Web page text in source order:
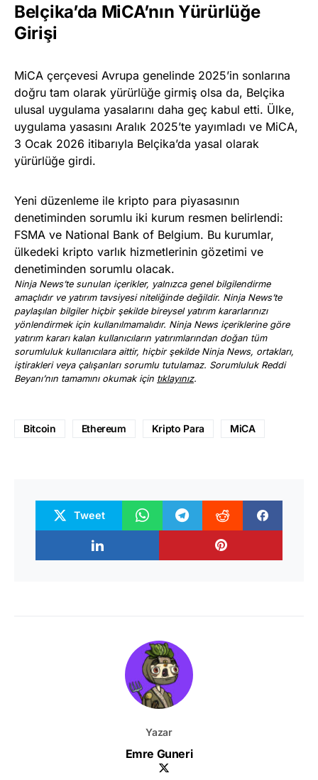
Belçika’da MiCA’nın Yürürlüğe
Girişi
MiCA çerçevesi Avrupa genelinde 2025’in sonlarına
doğru tam olarak yürürlüğe girmiş olsa da, Belçika
ulusal uygulama yasalarını daha geç kabul etti. Ülke,
uygulama yasasını Aralık 2025’te yayımladı ve MiCA,
3 Ocak 2026 itibarıyla Belçika’da yasal olarak
yürürlüğe girdi.
Yeni düzenleme ile kripto para piyasasının
denetiminden sorumlu iki kurum resmen belirlendi:
FSMA ve National Bank of Belgium. Bu kurumlar,
ülkedeki kripto varlık hizmetlerinin gözetimi ve
denetiminden sorumlu olacak.
Ninja News’te sunulan içerikler, yalnızca genel bilgilendirme
amaçlıdır ve yatırım tavsiyesi niteliğinde değildir. Ninja News’te
paylaşılan bilgiler hiçbir şekilde bireysel yatırım kararlarınızı
yönlendirmek için kullanılmamalıdır. Ninja News içeriklerine göre
yatırım kararı kalan kullanıcıların yatırımlarından doğan tüm
sorumluluk kullanıcılara aittir, hiçbir şekilde Ninja News, ortakları,
iştirakleri veya çalışanları sorumlu tutulamaz. Sorumluluk Reddi
Beyanı’nın tamamını okumak için tıklayınız.
Bitcoin Ethereum Kripto Para MiCA
Tweet
Yazar
Emre Guneri